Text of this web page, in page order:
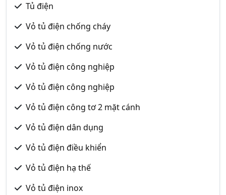
Tủ điện
Vỏ tủ điện chống cháy
Vỏ tủ điện chống nước
Vỏ tủ điện công nghiệp
Vỏ tủ điện công nghiệp
Vỏ tủ điện công tơ 2 mặt cánh
Vỏ tủ điện dân dụng
Vỏ tủ điện điều khiển
Vỏ tủ điện hạ thế
Vỏ tủ điện inox